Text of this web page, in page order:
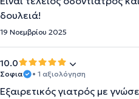
δουλειά!
19 Νοεμβρίου 2025
10.0
Σοφια • 1 αξιολόγηση
Εξαιρετικός γιατρός με